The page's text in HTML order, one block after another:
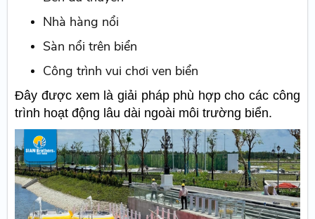
Nhà hàng nổi
Sàn nổi trên biển
Công trình vui chơi ven biển
Đây được xem là giải pháp phù hợp cho các công
trình hoạt động lâu dài ngoài môi trường biển.